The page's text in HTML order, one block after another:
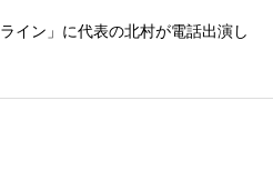
イン」に代表の北村が電話出演し